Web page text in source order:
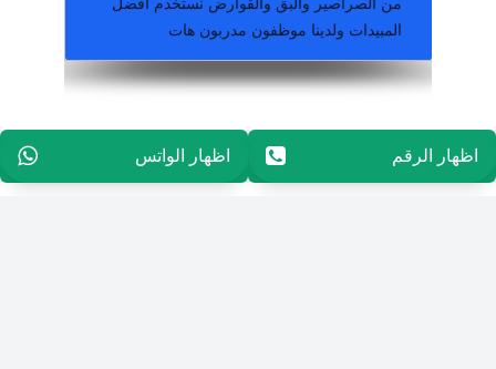
المبيدات ولدينا موظفون مدربون هات
اظهار الرقم96565594848 اظهار الواتس96565594848